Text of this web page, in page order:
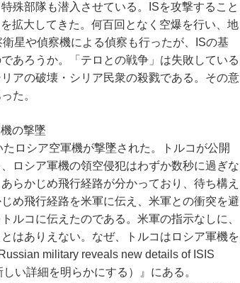
殊部隊も潜入させている。ISを攻撃すること
拡大してきた。何百回となく空爆を行い、地
星や偵察機による偵察も行ったが、ISの基
あろうか。「テロとの戦争」は失敗している
アの破壊・シリア民衆の殺戮である。その意
た。
の撃墜
ロシア空軍機が撃墜された。トルコが公開
ロシア軍機の領空侵犯はわずか数秒に過ぎな
らかじめ飛行経路が分かっており、待ち構え
め飛行経路を米軍に伝え、米軍との衝突を避
ルコに伝えたのである。米軍の指示なしに、
はありえない。なぜ、トルコはロシア軍機を
military reveals new details of ISIS
い詳細を明らかにする）』にある。